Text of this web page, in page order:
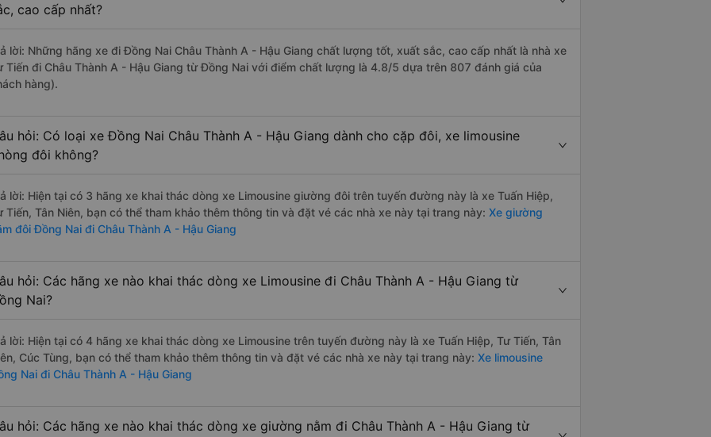
cao cấp nhất?
lời: Những hãng xe đi Đồng Nai Châu Thành A - Hậu Giang chất lượng tốt, xuất sắc, cao cấp nhất là nhà xe
Tiến đi Châu Thành A - Hậu Giang từ Đồng Nai với điểm chất lượng là 4.8/5 dựa trên 807 đánh giá của
hàng).
hỏi: Có loại xe Đồng Nai Châu Thành A - Hậu Giang dành cho cặp đôi, xe limousine
đôi không?
lời: Hiện tại có 3 hãng xe khai thác dòng xe Limousine giường đôi trên tuyến đường này là xe Tuấn Hiệp,
Tiến, Tân Niên, bạn có thể tham khảo thêm thông tin và đặt vé các nhà xe này tại trang này: Xe giường
đôi Đồng Nai đi Châu Thành A - Hậu Giang
hỏi: Các hãng xe nào khai thác dòng xe Limousine đi Châu Thành A - Hậu Giang từ
Nai?
lời: Hiện tại có 4 hãng xe khai thác dòng xe Limousine trên tuyến đường này là xe Tuấn Hiệp, Tư Tiến, Tân
Cúc Tùng, bạn có thể tham khảo thêm thông tin và đặt vé các nhà xe này tại trang này: Xe limousine
Nai đi Châu Thành A - Hậu Giang
hỏi: Các hãng xe nào khai thác dòng xe giường nằm đi Châu Thành A - Hậu Giang từ